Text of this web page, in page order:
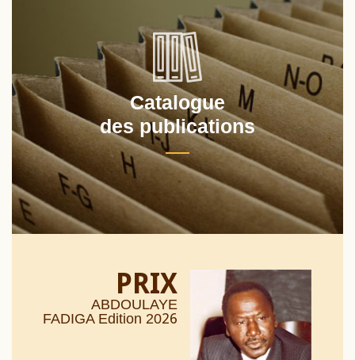
Catalogue
des publications
PRIX
ABDOULAYE
FADIGA Edition 2026